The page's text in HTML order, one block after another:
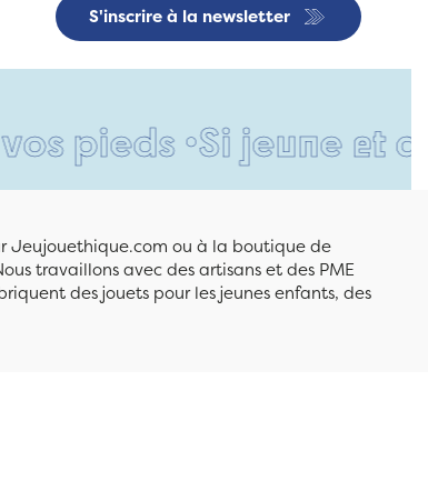
S'inscrire à la newsletter
•Si jeune et déjà
Jeujouethique.com ou à la boutique de
travaillons avec des artisans et des PME
des jouets pour les jeunes enfants, des